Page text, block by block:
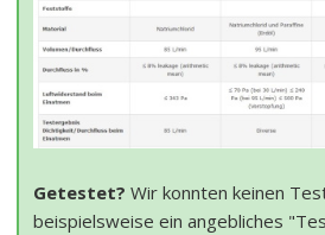
Getestet? Wir konnten keinen
beispielsweise ein angebliches